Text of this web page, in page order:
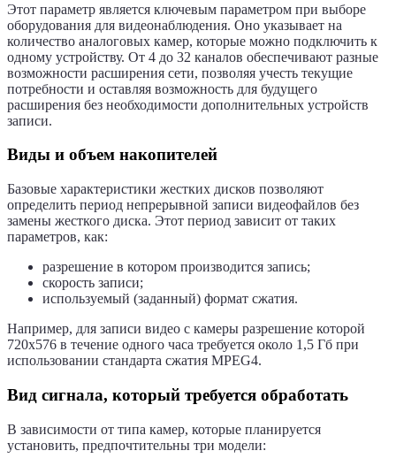
Этот параметр является ключевым параметром при выборе
оборудования для видеонаблюдения. Оно указывает на
количество аналоговых камер, которые можно подключить к
одному устройству. От 4 до 32 каналов обеспечивают разные
возможности расширения сети, позволяя учесть текущие
потребности и оставляя возможность для будущего
расширения без необходимости дополнительных устройств
записи.
Виды и объем накопителей
Базовые характеристики жестких дисков позволяют
определить период непрерывной записи видеофайлов без
замены жесткого диска. Этот период зависит от таких
параметров, как:
разрешение в котором производится запись;
скорость записи;
используемый (заданный) формат сжатия.
Например, для записи видео с камеры разрешение которой
720х576 в течение одного часа требуется около 1,5 Гб при
использовании стандарта сжатия MPEG4.
Вид сигнала, который требуется обработать
В зависимости от типа камер, которые планируется
установить, предпочтительны три модели: